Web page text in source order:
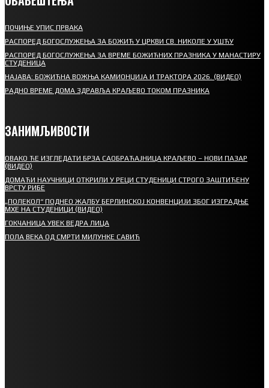
ПОЧИЊЕ УПИС ПРВАКА
РАСПОРЕД БОГОСЛУЖЕЊА ЗА БОЖИЋ У ЦРКВИ СВ. НИКОЛЕ У УШЋУ
РАСПОРЕД БОГОСЛУЖЕЊА ЗА ВРЕМЕ БОЖИЋНИХ ПРАЗНИКА У МАНАСТИРУ
СТУДЕНИЦА
НАЈАВА: БОЖИЋНА ВОЖЊА КАМИОНЏИЈА И ТРАКТОРА 2026. (ВИДЕО)
РАДНО ВРЕМЕ ДОМА ЗДРАВЉА КРАЉЕВО ТОКОМ ПРАЗНИКА
ЗАНИМЉИВОСТИ
ОВАКО ЋЕ ИЗГЛЕДАТИ БРЗА САОБРАЋАЈНИЦА КРАЉЕВО – НОВИ ПАЗАР
(ВИДЕО)
ДОМАЋИ НАУЧНИЦИ ОТКРИЛИ У РЕЦИ СТУДЕНИЦИ СТРОГО ЗАШТИЋЕНУ
ВРСТУ РИБЕ
„ПОЛЕКОЛ“ ПОДНЕО ЖАЛБУ БЕРЛИНСКОЈ КОНВЕНЦИЈИ ЗБОГ ИЗГРАДЊЕ
МХЕ НА СТУДЕНИЦИ (ВИДЕО)
ГОКЧАНИЦА УВЕК ВЕДРА ЛИЦА
ПОЛА ВЕКА ОД СМРТИ МИЛУНКЕ САВИЋ